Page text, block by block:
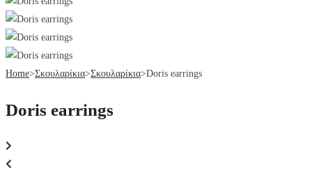
Home>Σκουλαρίκια>Σκουλαρίκια>Doris earrings
Doris earrings